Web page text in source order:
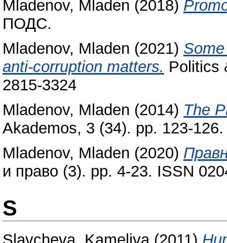
Mladenov, Mladen (2018)
ПОДС.
Mladenov, Mladen (2021)
anti-corruption matters. Politics
2815-3324
Mladenov, Mladen (2014) The
Akademos, 3 (34). pp. 123-
Mladenov, Mladen (2020)
и право (3). pp. 4-23. ISSN
S